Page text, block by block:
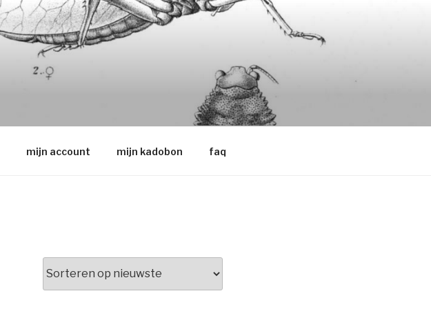
mijn account mijn kadobon faq